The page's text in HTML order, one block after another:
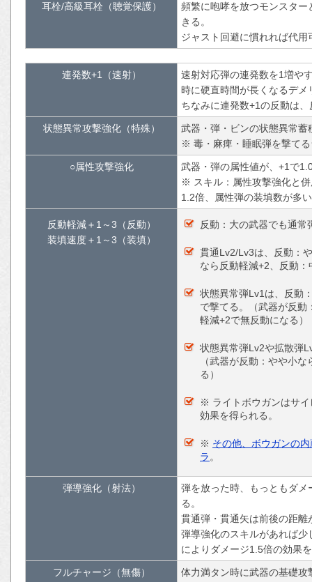
耳栓/高級耳栓（聴覚保護）
頻繁に咆哮を放つモンスタ
きる。
ジャスト回避に慣れれば代用
連発数+1（速射）
速射対応弾の連発数を1増や
時に硬直時間が長くなるデメ
ちなみに連発数+1の反動は
状態異常攻撃強化（特殊）
武器・弾・ビンの状態異常
※ 毒・麻痺・睡眠弾を撃て
○属性攻撃強化
武器・弾の属性値が、+1で
※ スキル：属性攻撃強化と
1.2倍、属性弾の装填数が多
反動軽減＋1～3（反動）
装填速度＋1～3（装填）
反動：大の武器でも通
貫通Lv2/Lv3は、反動：
なら反動軽減+2、反動
状態異常弾Lv1は、反動
で撃てる。（武器が反動
軽減+2で無反動になる）
状態異常弾Lv2や拡散弾
（武器が反動：やや小
る）
※ ライトボウガンはサ
効果を得られる。
※ その他、ボウガンの
ラ 。
弾導強化（射法）
弾を放った時、もっともダ
る。
貫通弾・貫通矢は前後の距
弾導強化のスキルがあれば
によりダメージ1.5倍の効果
フルチャージ（無傷） 体力満タン時に武器の基礎攻